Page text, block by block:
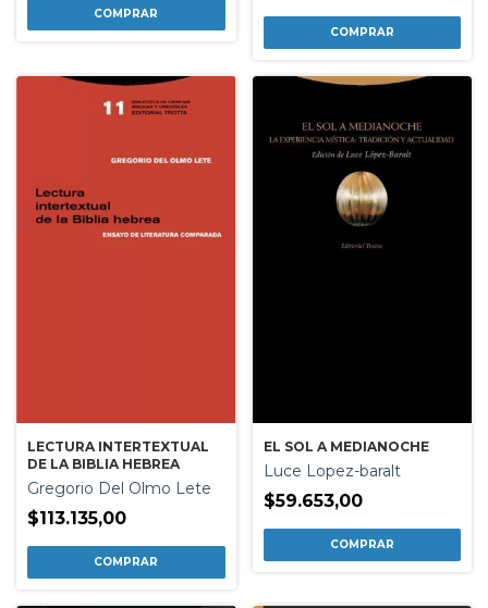
LECTURA INTERTEXTUAL
DE LA BIBLIA HEBREA
Gregorio Del Olmo Lete
$113.135,00
EL SOL A MEDIANOCHE
Luce Lopez-baralt
$59.653,00